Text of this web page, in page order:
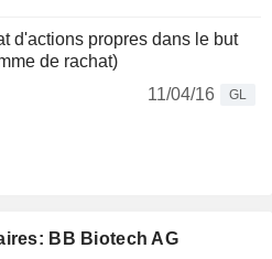
d'actions propres dans le but
de rachat)
11/04/16
GL
BB Biotech AG